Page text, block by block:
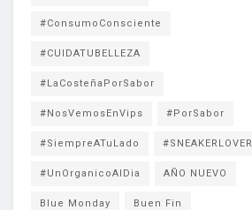
#ConsumoConsciente
#CUIDATUBELLEZA
#LaCosteñaPorSabor
#NosVemosEnVips #PorSabor
#SiempreATuLado #SNEAKERLOVER
#UnOrganicoAlDia AÑO NUEVO
Blue Monday Buen Fin